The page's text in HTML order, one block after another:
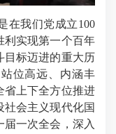
我们党成立100
利实现第一个百年
目标迈进的重大历
位高远、内涵丰
省上下全方位推进
会主义现代化国
一次全会，深入